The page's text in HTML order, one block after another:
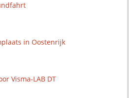
in Oostenrijk
Visma-LAB DT